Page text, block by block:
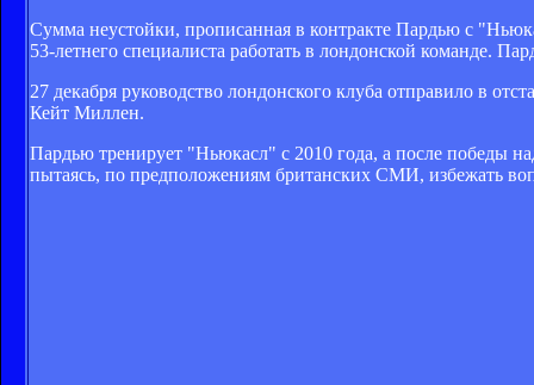
Сумма неустойки, прописанная в контракте Пардью с
53-летнего специалиста работать в лондонской команде.
27 декабря руководство лондонского клуба отправило в
Кейт Миллен.
Пардью тренирует "Ньюкасл" с 2010 года, а после победы
пытаясь, по предположениям британских СМИ, избежать